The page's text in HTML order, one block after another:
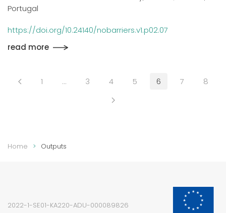
Portugal
https://doi.org/10.24140/nobarriers.v1.p02.07
read more
1 … 3 4 5 6 7 8
Home Outputs
2022-1-SE01-KA220-ADU-000089826